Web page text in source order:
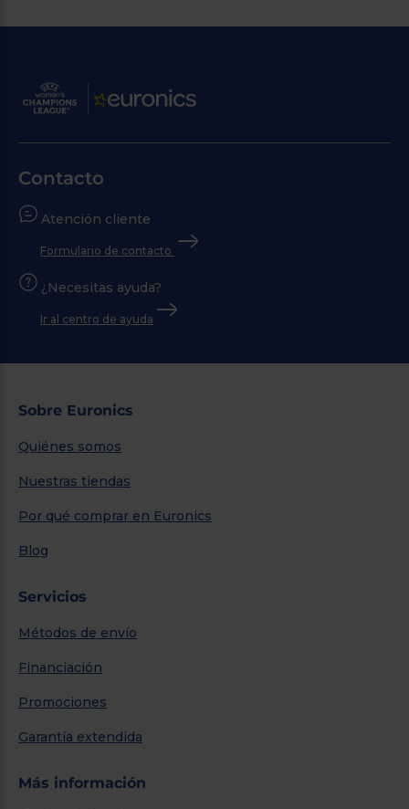
Contacto
Atención cliente
Formulario de contacto
¿Necesitas ayuda?
Ir al centro de ayuda
Sobre Euronics
Quiénes somos
Nuestras tiendas
Por qué comprar en Euronics
Blog
Servicios
Métodos de envío
Financiación
Promociones
Garantía extendida
Más información